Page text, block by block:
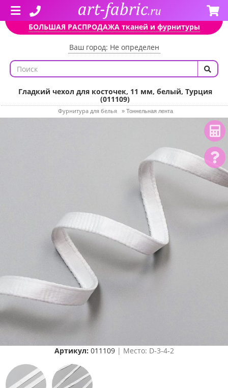
БОЛЬШАЯ РАСПРОДАЖА тканей и фурнитуры
Ваш город: Не определен
Гладкий чехол для косточек, 11 мм, белый, Турция
(011109)
Фурнитура для белья » Тоннельная лента
Артикул: 011109| Место: D-3-4-2